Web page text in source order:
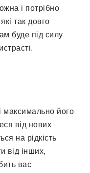
і потрібно
так довго
буде під силу
максимально його
від нових
на рідкість
від інших,
вас